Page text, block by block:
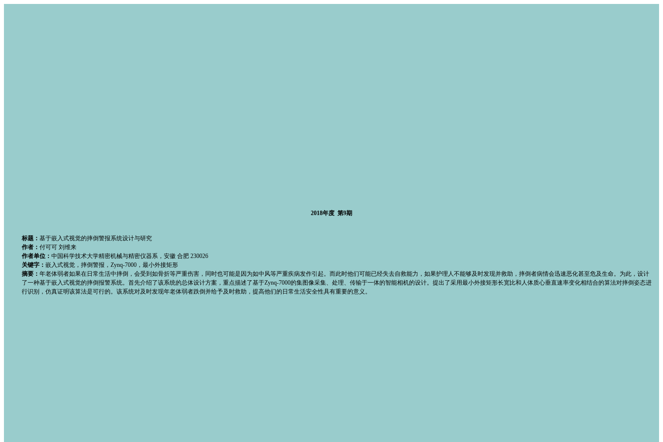
2018年度 第9期
标题： 基于嵌入式视觉的摔倒警报系统设计与研究
作者： 付可可 刘维来
作者单位： 中国科学技术大学精密机械与精密仪器系，安徽 合肥 230026
关键字： 嵌入式视觉，摔倒警报，Zynq-7000，最小外接矩形
摘要： 年老体弱者如果在日常生活中摔倒，会受到如骨折等严重伤害，同时也可能是因为如中风等严重疾病发作引起。而此时他们可能已经失去自救能力，如果护理人不能够及时发现并救助，摔倒者病情会迅速恶化甚至危及生命。为此，设计
了一种基于嵌入式视觉的摔倒报警系统。首先介绍了该系统的总体设计方案，重点描述了基于Zynq-7000的集图像采集、处理、传输于一体的智能相机的设计。提出了采用最小外接矩形长宽比和人体质心垂直速率变化相结合的算法对摔倒姿态进
行识别，仿真证明该算法是可行的。该系统对及时发现年老体弱者跌倒并给予及时救助，提高他们的日常生活安全性具有重要的意义。